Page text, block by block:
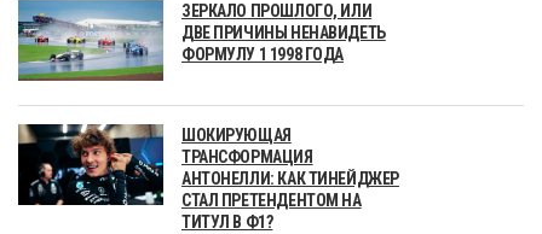
ЗЕРКАЛО ПРОШЛОГО, ИЛИ
ДВЕ ПРИЧИНЫ НЕНАВИДЕТЬ
ФОРМУЛУ 1 1998 ГОДА
ШОКИРУЮЩАЯ
ТРАНСФОРМАЦИЯ
АНТОНЕЛЛИ: КАК ТИНЕЙДЖЕР
СТАЛ ПРЕТЕНДЕНТОМ НА
ТИТУЛ В Ф1?